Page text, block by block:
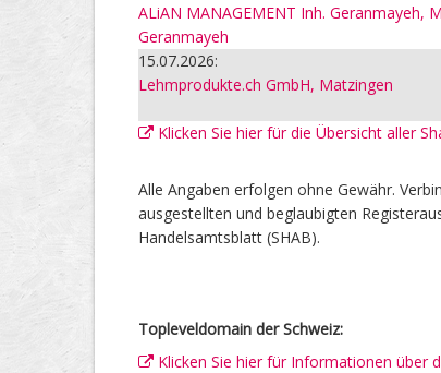
ALiAN MANAGEMENT Inh. Geranmayeh,
Geranmayeh
15.07.2026:
Lehmprodukte.ch GmbH, Matzingen
Klicken Sie hier für die Übersicht aller
Alle Angaben erfolgen ohne Gewähr.
ausgestellten und beglaubigten
Handelsamtsblatt (SHAB).
Topleveldomain der Schweiz:
Klicken Sie hier für Informationen über